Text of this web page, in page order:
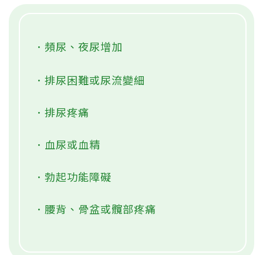
．頻尿、夜尿增加
．排尿困難或尿流變細
．排尿疼痛
．血尿或血精
．勃起功能障礙
．腰背、骨盆或髖部疼痛